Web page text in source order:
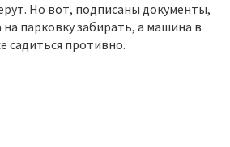
Но вот, подписаны документы,
парковку забирать, а машина в
садиться противно.